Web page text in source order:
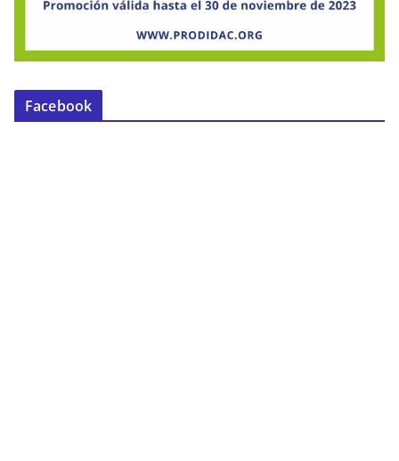
Facebook